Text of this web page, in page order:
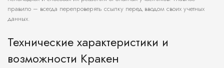
правило – всегда перепроверять ссылку перед вводом своих учетных
данных.
Технические характеристики и
возможности Кракен